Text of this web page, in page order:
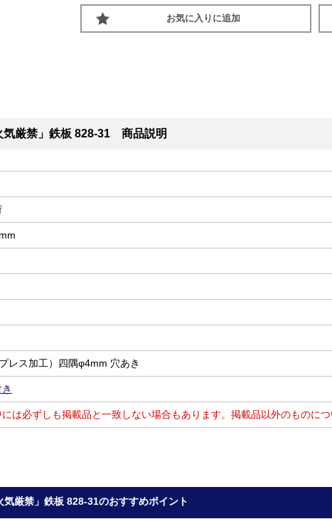
お気に入りに追加
気厳禁」鉄板 828-31 商品説明
レス加工）四隅φ4mm 穴あき
は必ずしも掲載品と一致しない場合もあります。掲載品以外のものにつ
厳禁」鉄板 828-31のおすすめポイント